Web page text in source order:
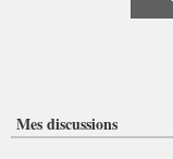
Mes discussions